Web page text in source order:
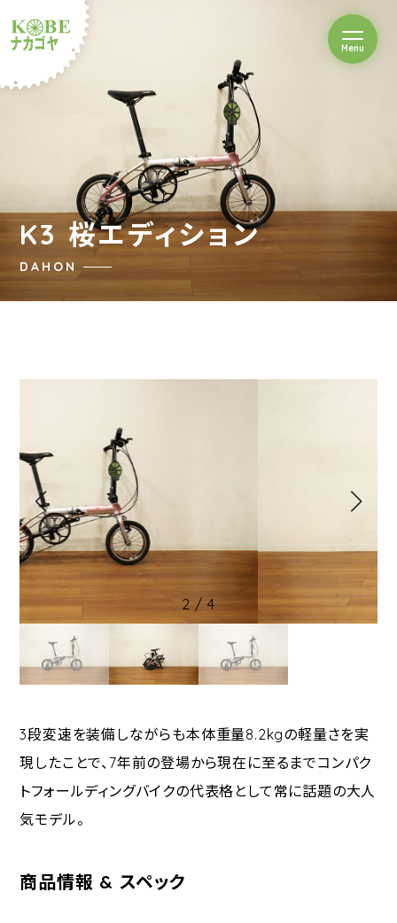
ルショップナカゴヤ
Menuを開閉
DAHON
K3 桜エディション
2 / 4
3段変速を装備しながらも本体重量8.2kgの軽量さを実
現したことで、7年前の登場から現在に至るまでコンパク
トフォールディングバイクの代表格として常に話題の大人
気モデル。
商品情報 & スペック